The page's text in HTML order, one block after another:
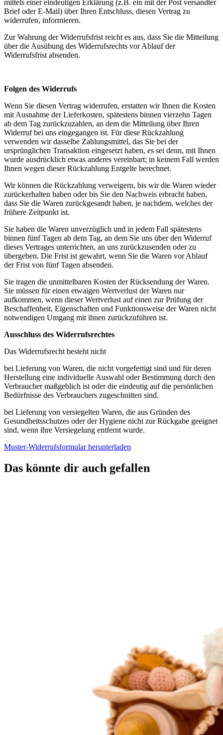
mittels einer eindeutigen Erklärung (z.B. ein mit der Post versandter
Brief oder E-Mail) über Ihren Entschluss, diesen Vertrag zu
widerrufen, informieren.
Zur Wahrung der Widerrufsfrist reicht es aus, dass Sie die Mitteilung
über die Ausübung des Widerrufsrechts vor Ablauf der
Widerrufsfrist absenden.
Folgen des Widerrufs
Wenn Sie diesen Vertrag widerrufen, erstatten wir Ihnen die Kosten
mit Ausnahme der Lieferkosten, spätestens binnen vierzehn Tagen
ab dem Tag zurückzuzahlen, an dem die Mitteilung über Ihren
Widerruf bei uns eingegangen ist. Für diese Rückzahlung
verwenden wir dasselbe Zahlungsmittel, das Sie bei der
ursprünglichen Transaktion eingesetzt haben, es sei denn, mit Ihnen
wurde ausdrücklich etwas anderes vereinbart; in keinem Fall werden
Ihnen wegen dieser Rückzahlung Entgelte berechnet.
Wir können die Rückzahlung verweigern, bis wir die Waren wieder
zurückerhalten haben oder bis Sie den Nachweis erbracht haben,
dass Sie die Waren zurückgesandt haben, je nachdem, welches der
frühere Zeitpunkt ist.
Sie haben die Waren unverzüglich und in jedem Fall spätestens
binnen fünf Tagen ab dem Tag, an dem Sie uns über den Widerruf
dieses Vertrages unterrichten, an uns zurückzusenden oder zu
übergeben. Die Frist ist gewahrt, wenn Sie die Waren vor Ablauf
der Frist von fünf Tagen absenden.
Sie tragen die unmittelbaren Kosten der Rücksendung der Waren.
Sie müssen für einen etwaigen Wertverlust der Waren nur
aufkommen, wenn dieser Wertverlust auf einen zur Prüfung der
Beschaffenheit, Eigenschaften und Funktionsweise der Waren nicht
notwendigen Umgang mit ihnen zurückzuführen ist.
Ausschluss des Widerrufsrechtes
Das Widerrufsrecht besteht nicht
bei Lieferung von Waren, die nicht vorgefertigt sind und für deren
Herstellung eine individuelle Auswahl oder Bestimmung durch den
Verbraucher maßgeblich ist oder die eindeutig auf die persönlichen
Bedürfnisse des Verbrauchers zugeschnitten sind.
bei Lieferung von versiegelten Waren, die aus Gründen des
Gesundheitsschutzes oder der Hygiene nicht zur Rückgabe geeignet
sind, wenn ihre Versiegelung entfernt wurde.
Muster-Widerrufsformular herunterladen
Das könnte dir auch gefallen